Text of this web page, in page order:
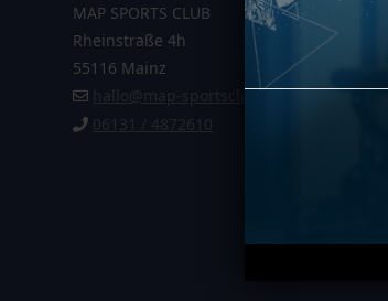
MAP SPORTS CLUB
Rheinstraße 4h
55116 Mainz
hallo@map-sportsclub.de